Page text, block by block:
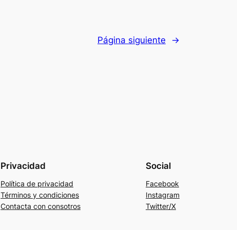
Página siguiente →
Privacidad
Política de privacidad
Términos y condiciones
Contacta con consotros
Social
Facebook
Instagram
Twitter/X